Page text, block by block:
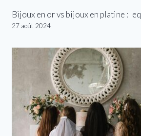
Bijoux en or vs bijoux en platine :
27 août 2024